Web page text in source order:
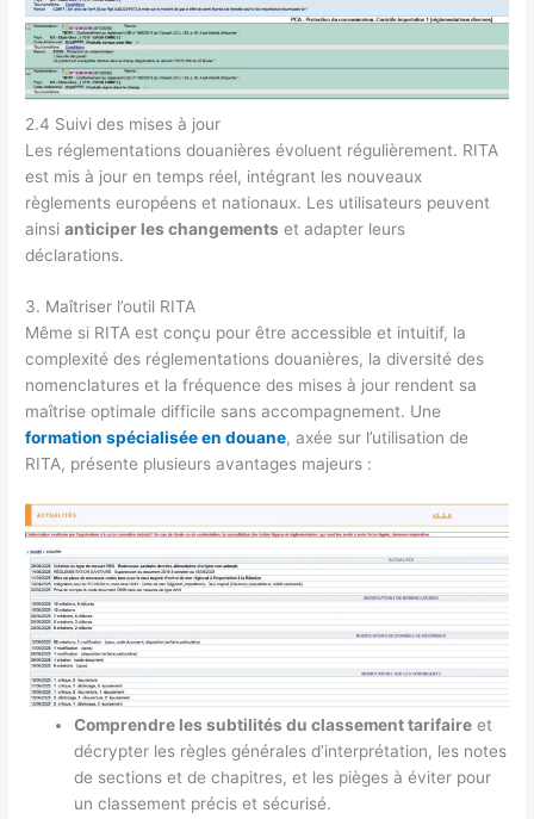
2.4 Suivi des mises à jour
Les réglementations douanières évoluent régulièrement. RITA
est mis à jour en temps réel, intégrant les nouveaux
règlements européens et nationaux. Les utilisateurs peuvent
ainsianticiper les changements et adapter leurs
déclarations.
3. Maîtriser l’outil RITA
Même si RITA est conçu pour être accessible et intuitif, la
complexité des réglementations douanières, la diversité des
nomenclatures et la fréquence des mises à jour rendent sa
maîtrise optimale difficile sans accompagnement. Une
formation spécialisée en douane, axée sur l’utilisation de
RITA, présente plusieurs avantages majeurs :
Comprendre les subtilités du classement tarifaire et
décrypter les règles générales d’interprétation, les notes
de sections et de chapitres, et les pièges à éviter pour
un classement précis et sécurisé.